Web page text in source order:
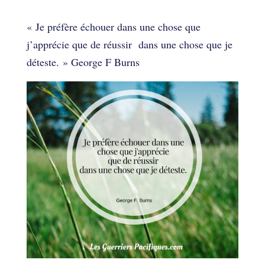
« Je préfère échouer dans une chose que
j’apprécie que de réussir dans une chose que je
déteste. » George F Burns